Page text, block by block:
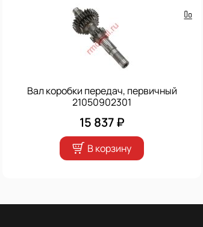
Вал коробки передач, первичный
21050902301
15 837 ₽
В корзину